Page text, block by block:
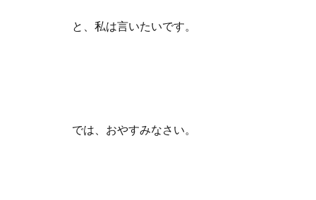
と、私は言いたいです。
では、おやすみなさい。